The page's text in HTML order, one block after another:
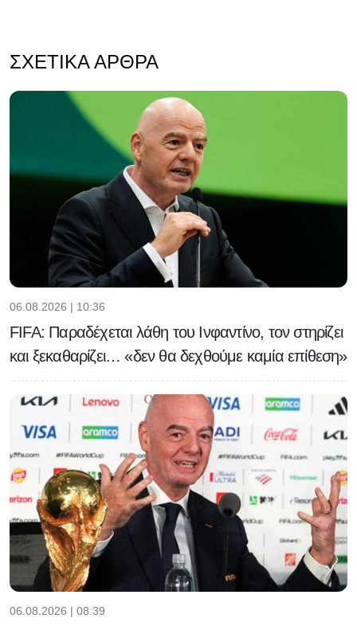
ΣΧΕΤΙΚΆ ΆΡΘΡΑ
06.08.2026 | 10:36
FIFA: Παραδέχεται λάθη του Ινφαντίνο, τον στηρίζει
και ξεκαθαρίζει… «δεν θα δεχθούμε καμία επίθεση»
06.08.2026 | 08:39